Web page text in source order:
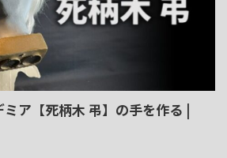
ア【死柄木 弔】の手を作る |